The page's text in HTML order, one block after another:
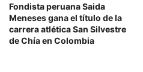
Fondista peruana Saida
Meneses gana el título de la
carrera atlética San Silvestre
de Chía en Colombia